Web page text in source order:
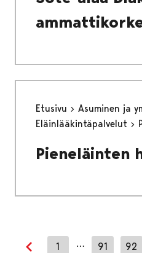
Etusivu Asuminen ja
Eläinlääkintäpalvelut
Pieneläinten
1 … 91 92